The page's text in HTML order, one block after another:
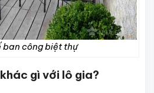
ban công biệt thự
gì với lô gia?